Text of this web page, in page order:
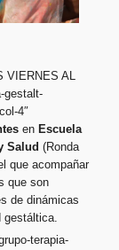
VIERNES AL
gestalt-
4″
en Escuela
Salud (Ronda
que acompañar
que son
de dinámicas
gestáltica.
terapia-